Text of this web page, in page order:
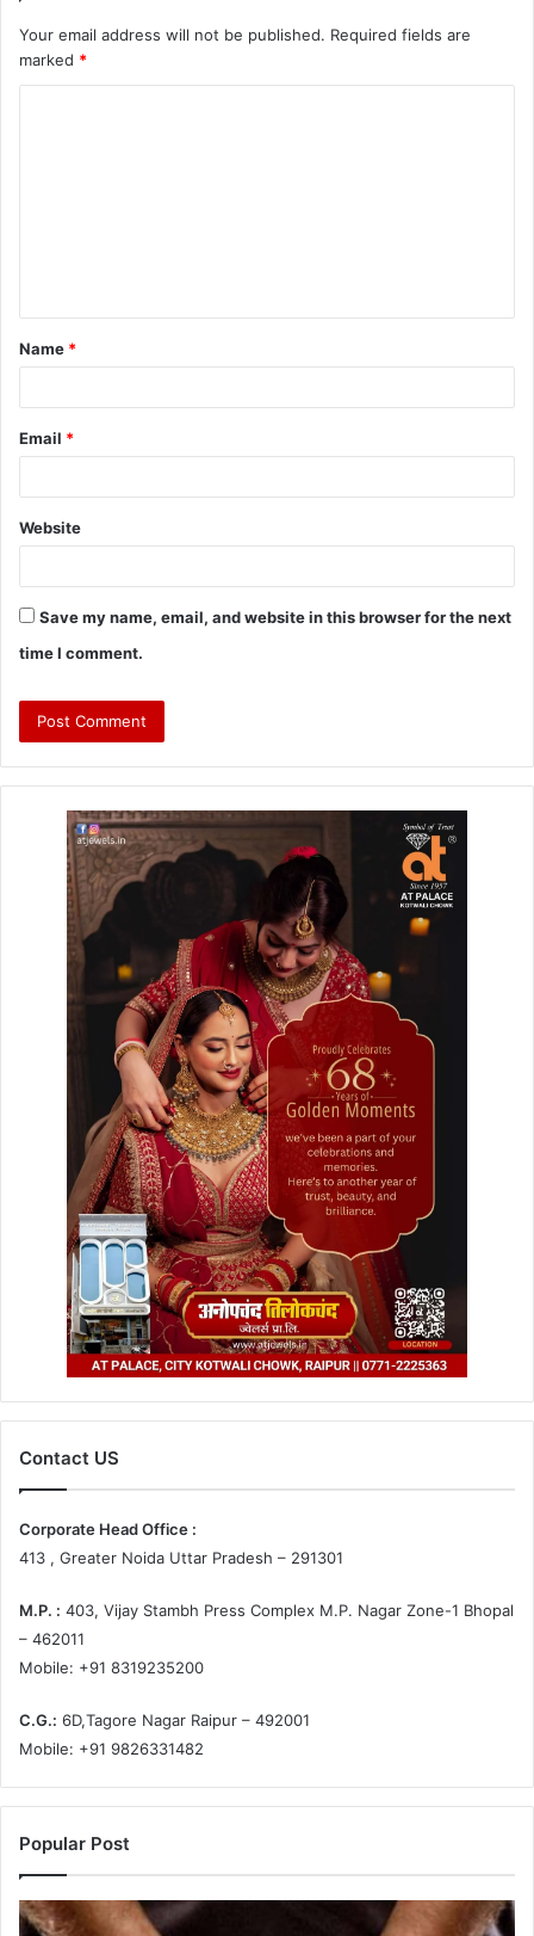
Your email address will not be published. Required fields are
marked *
Name *
Email *
Website
Save my name, email, and website in this browser for the next
time I comment.
Contact US
Corporate Head Office :
413 , Greater Noida Uttar Pradesh – 291301
M.P. : 403, Vijay Stambh Press Complex M.P. Nagar Zone-1 Bhopal
– 462011
Mobile: +91 8319235200
C.G.: 6D,Tagore Nagar Raipur – 492001
Mobile: +91 9826331482
Popular Post